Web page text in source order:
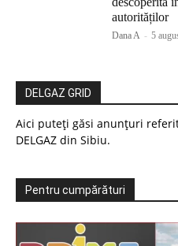
autorităților
Dana A - 5
DELGAZ GRID
Aici puteți găsi anunțuri
DELGAZ din Sibiu.
Pentru cumpărături